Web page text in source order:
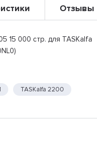
Отзывы
15 000 стр. для TASKalfa
TASKalfa 2200